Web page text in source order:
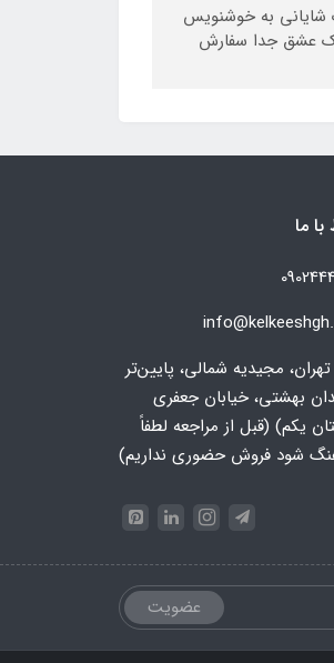
به خوشنویس
عشق جدا سفارش
با ما
مجیدیه شمالی، پایین‌تر
بهشتی، خیابان جعفری
یکم) (قبل از مراجعه لطفاً
شود فروش حضوری نداریم)
عضویت